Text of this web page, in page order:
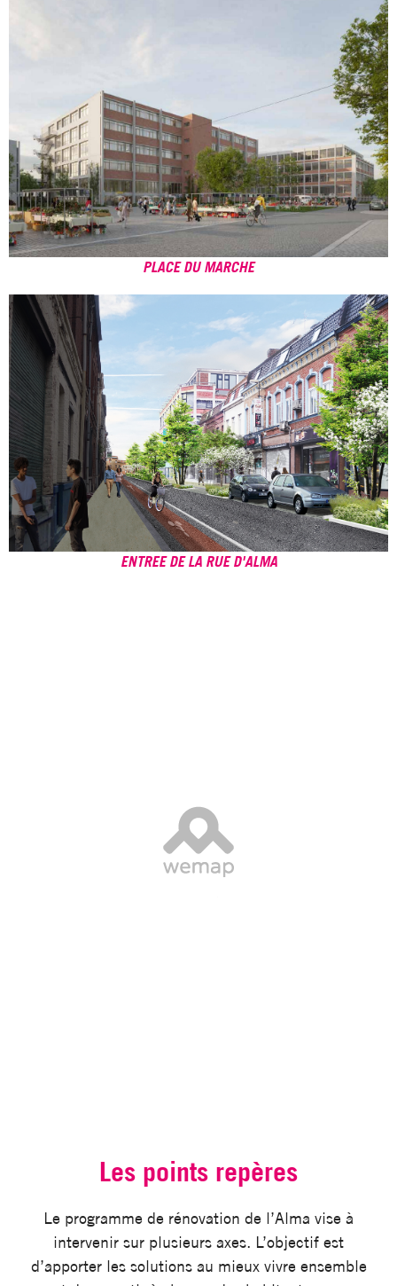
PLACE DU MARCHE
ENTREE DE LA RUE D'ALMA
Les points repères
Le programme de rénovation de l’Alma vise à
intervenir sur plusieurs axes. L’objectif est
d’apporter les solutions au mieux vivre ensemble